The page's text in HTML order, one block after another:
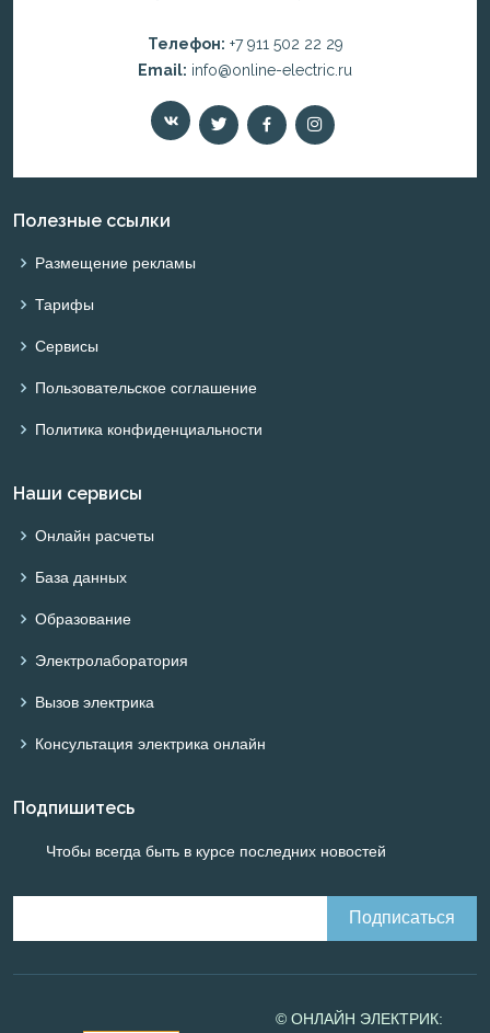
Телефон: +7 911 502 22 29
Email: info@online-electric.ru
Полезные ссылки
Размещение рекламы
Тарифы
Сервисы
Пользовательское соглашение
Политика конфиденциальности
Наши сервисы
Онлайн расчеты
База данных
Образование
Электролаборатория
Вызов электрика
Консультация электрика онлайн
Подпишитесь
Чтобы всегда быть в курсе последних новостей
© ОНЛАЙН ЭЛЕКТРИК: